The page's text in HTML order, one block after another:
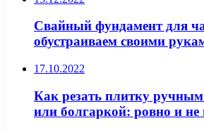
Свайный фундамент для
обустраиваем своими
17.10.2022
Как резать плитку
или болгаркой: ровно и не